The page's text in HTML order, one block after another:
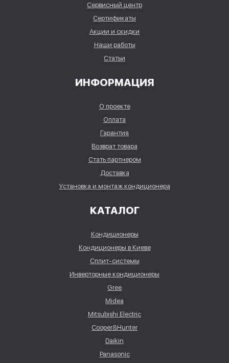
Сервисный центр
Сертификаты
Акции и скидки
Наши работы
Статьи
ИНФОРМАЦИЯ
О проекте
Оплата
Гарантия
Возврат товара
Стать партнером
Доставка
Установка и монтаж кондиционера
КАТАЛОГ
Кондиционеры
Кондиционеры в Киеве
Сплит-системы
Инверторные кондиционеры
Gree
Midea
Mitsubishi Electric
Cooper&Hunter
Daikin
Panasonic